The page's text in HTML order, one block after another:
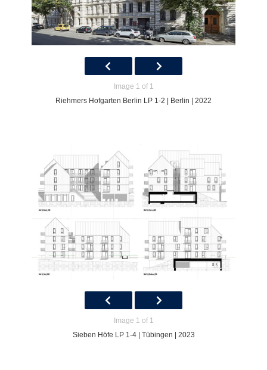
Image 1 of 1
Riehmers Hofgarten Berlin LP 1-2 | Berlin | 2022
Image 1 of 1
Sieben Höfe LP 1-4 | Tübingen | 2023